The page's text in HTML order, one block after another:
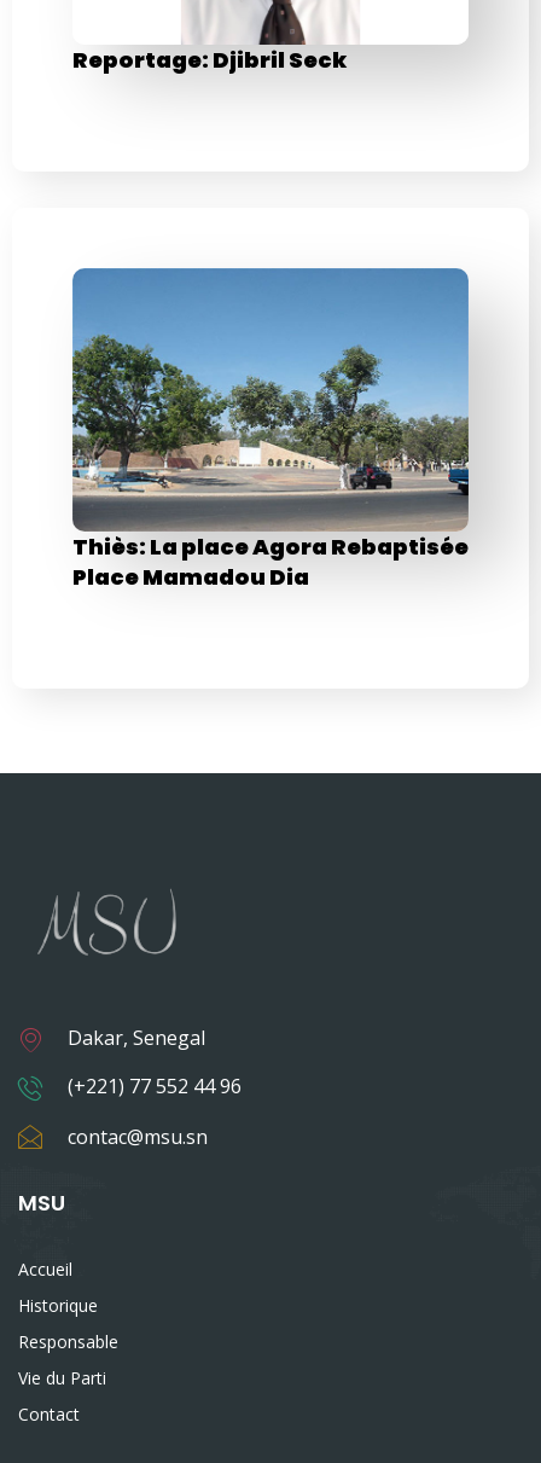
Reportage: Djibril Seck
Thiès: La place Agora Rebaptisée
Place Mamadou Dia
Dakar, Senegal
(+221) 77 552 44 96
contac@msu.sn
MSU
Accueil
Historique
Responsable
Vie du Parti
Contact